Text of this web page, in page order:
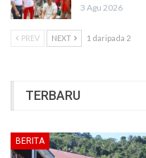
3 Agu 2026
PREV NEXT 1 daripada 2
TERBARU
BERITA